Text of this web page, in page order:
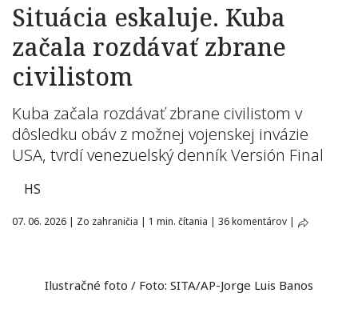
Situácia eskaluje. Kuba
začala rozdávať zbrane
civilistom
Kuba začala rozdávať zbrane civilistom v
dôsledku obáv z možnej vojenskej invázie
USA, tvrdí venezuelský denník Versión Final
HS
07. 06. 2026 | Zo zahraničia | 1 min. čítania | 36 komentárov |
Ilustračné foto / Foto: SITA/AP-Jorge Luis Banos